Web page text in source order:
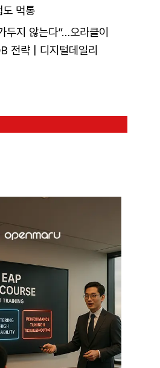
먹통
두지 않는다”…오라클이
전략 | 디지털데일리